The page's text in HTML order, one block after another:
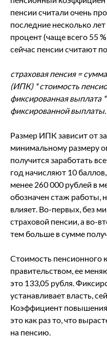
пенсии считали очень
последние несколько
процент (чаще всего 55
сейчас пенсии считают
страховая пенсия =
(ИПК) * стоимость
фиксированная
фиксированной выплаты.
Размер ИПК зависит от
минимальному размеру
получится заработать
год начисляют 10
менее 260 000 рублей в
обозначен стаж работы,
влияет. Во-первых, без
страховой пенсии, а во-
тем больше в сумме
Стоимость пенсионного
правительством, ее
это 133,05 рубля.
устанавливает власть,
Коэффициент
это как раз то, что
на пенсию.